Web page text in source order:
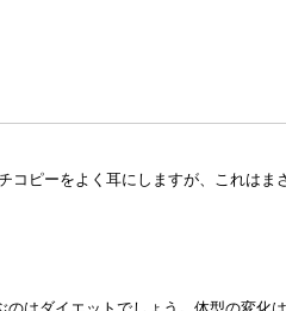
コピーをよく耳にしますが、これはま